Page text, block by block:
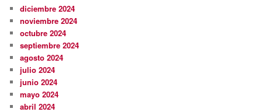
diciembre 2024
noviembre 2024
octubre 2024
septiembre 2024
agosto 2024
julio 2024
junio 2024
mayo 2024
abril 2024